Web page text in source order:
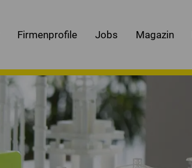
Firmenprofile Jobs Magazin